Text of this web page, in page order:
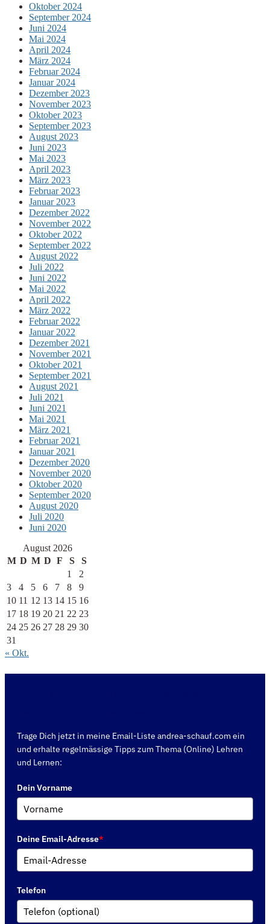
Oktober 2024
September 2024
Juni 2024
Mai 2024
April 2024
März 2024
Februar 2024
Januar 2024
Dezember 2023
November 2023
Oktober 2023
September 2023
August 2023
Juni 2023
Mai 2023
April 2023
März 2023
Februar 2023
Januar 2023
Dezember 2022
November 2022
Oktober 2022
September 2022
August 2022
Juli 2022
Juni 2022
Mai 2022
April 2022
März 2022
Februar 2022
Januar 2022
Dezember 2021
November 2021
Oktober 2021
September 2021
August 2021
Juli 2021
Juni 2021
Mai 2021
März 2021
Februar 2021
Januar 2021
Dezember 2020
November 2020
Oktober 2020
September 2020
August 2020
Juli 2020
Juni 2020
August 2026
M D M D F S
S
1
2
3
4 5 6 7 8
9
10 11 12 13 14 15 16
17 18 19 20 21 22 23
24 25 26 27 28 29 30
31
« Okt.
Trage Dich jetzt in meine Email-Liste andrea-schauf.com ein
und erhalte regelmässige Tipps zum Thema (Online) Lehren
und Lernen:
Dein Vorname
Deine Email-Adresse*
Telefon